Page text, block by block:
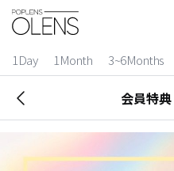
1Day 1Month 3~6Months
会員特